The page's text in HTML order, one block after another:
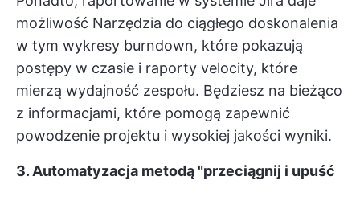
możliwość Narzędzia do ciągłego doskonalenia
w tym wykresy burndown, które pokazują
postępy w czasie i raporty velocity, które
mierzą wydajność zespołu. Będziesz na bieżąco
z informacjami, które pomogą zapewnić
powodzenie projektu i wysokiej jakości wyniki.
3. Automatyzacja metodą "przeciągnij i upuść